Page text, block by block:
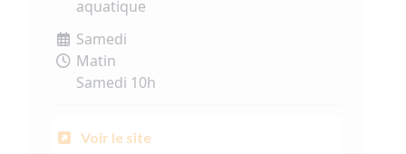
aquatique
Samedi
Matin
Samedi 10h
Voir le site